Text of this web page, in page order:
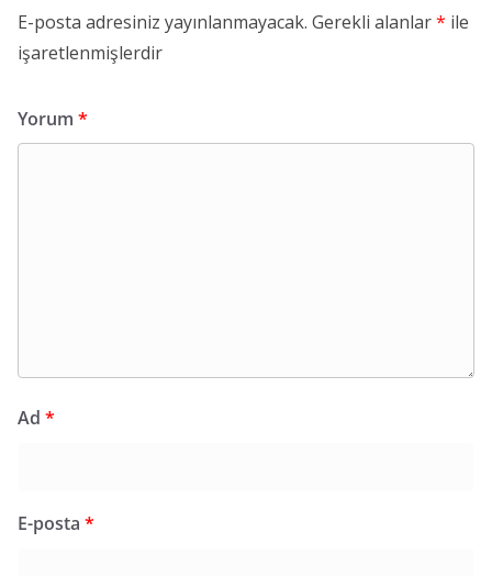
E-posta adresiniz yayınlanmayacak. Gerekli alanlar* ile
işaretlenmişlerdir
Yorum *
Ad *
E-posta *